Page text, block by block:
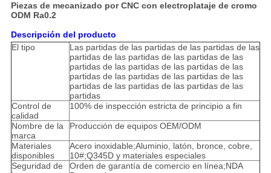
Piezas de mecanizado por CNC con electroplataje de cromo
ODM Ra0.2
Descripción del producto
El tipo
Las partidas de las partidas de las partidas de las
partidas de las partidas de las partidas de las
partidas de las partidas de las partidas de las
partidas de las partidas de las partidas de las
partidas de las partidas de las partidas de las
partidas
Control de
calidad
100% de inspección estricta de principio a fin
Nombre de la
marca
Producción de equipos OEM/ODM
Materiales
disponibles
Acero inoxidable;Aluminio, latón, bronce, cobre,
10#;Q345D y materiales especiales
Seguridad de
Orden de garantía de comercio en línea;NDA